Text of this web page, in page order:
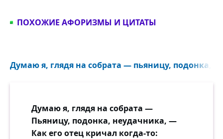
ПОХОЖИЕ АФОРИЗМЫ И ЦИТАТЫ
Думаю я, глядя на собрата — пьяницу, подонка,
Думаю я, глядя на собрата —
Пьяницу, подонка, неудачника, —
Как его отец кричал когда-то: